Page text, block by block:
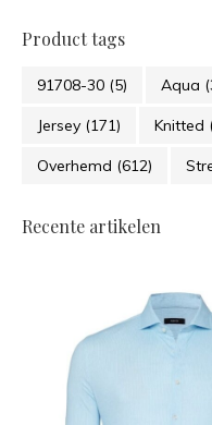
Product tags
91708-30 (5) Aqua
Jersey (171) Knitted
Overhemd (612)
Recente artikelen